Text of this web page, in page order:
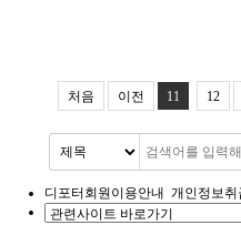
처음 이전 11 12
디포터회원이용안내 개인정보취